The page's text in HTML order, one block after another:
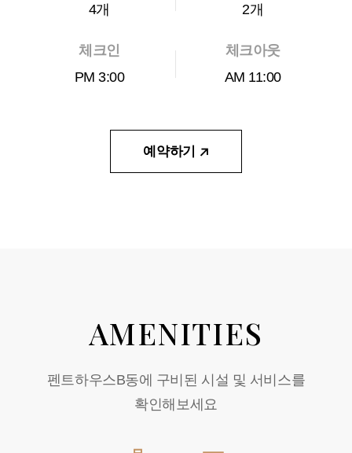
4개
2개
체크인
PM 3:00
체크아웃
AM 11:00
예약하기
AMENITIES
펜트하우스B동에 구비된 시설 및 서비스를
확인해보세요